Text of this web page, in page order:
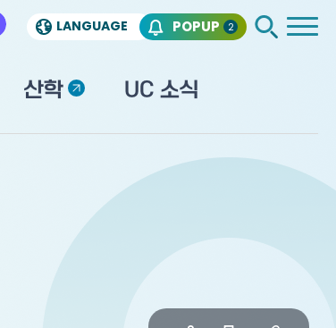
POPUP 2
LANGUAGE
산학 UC 소식